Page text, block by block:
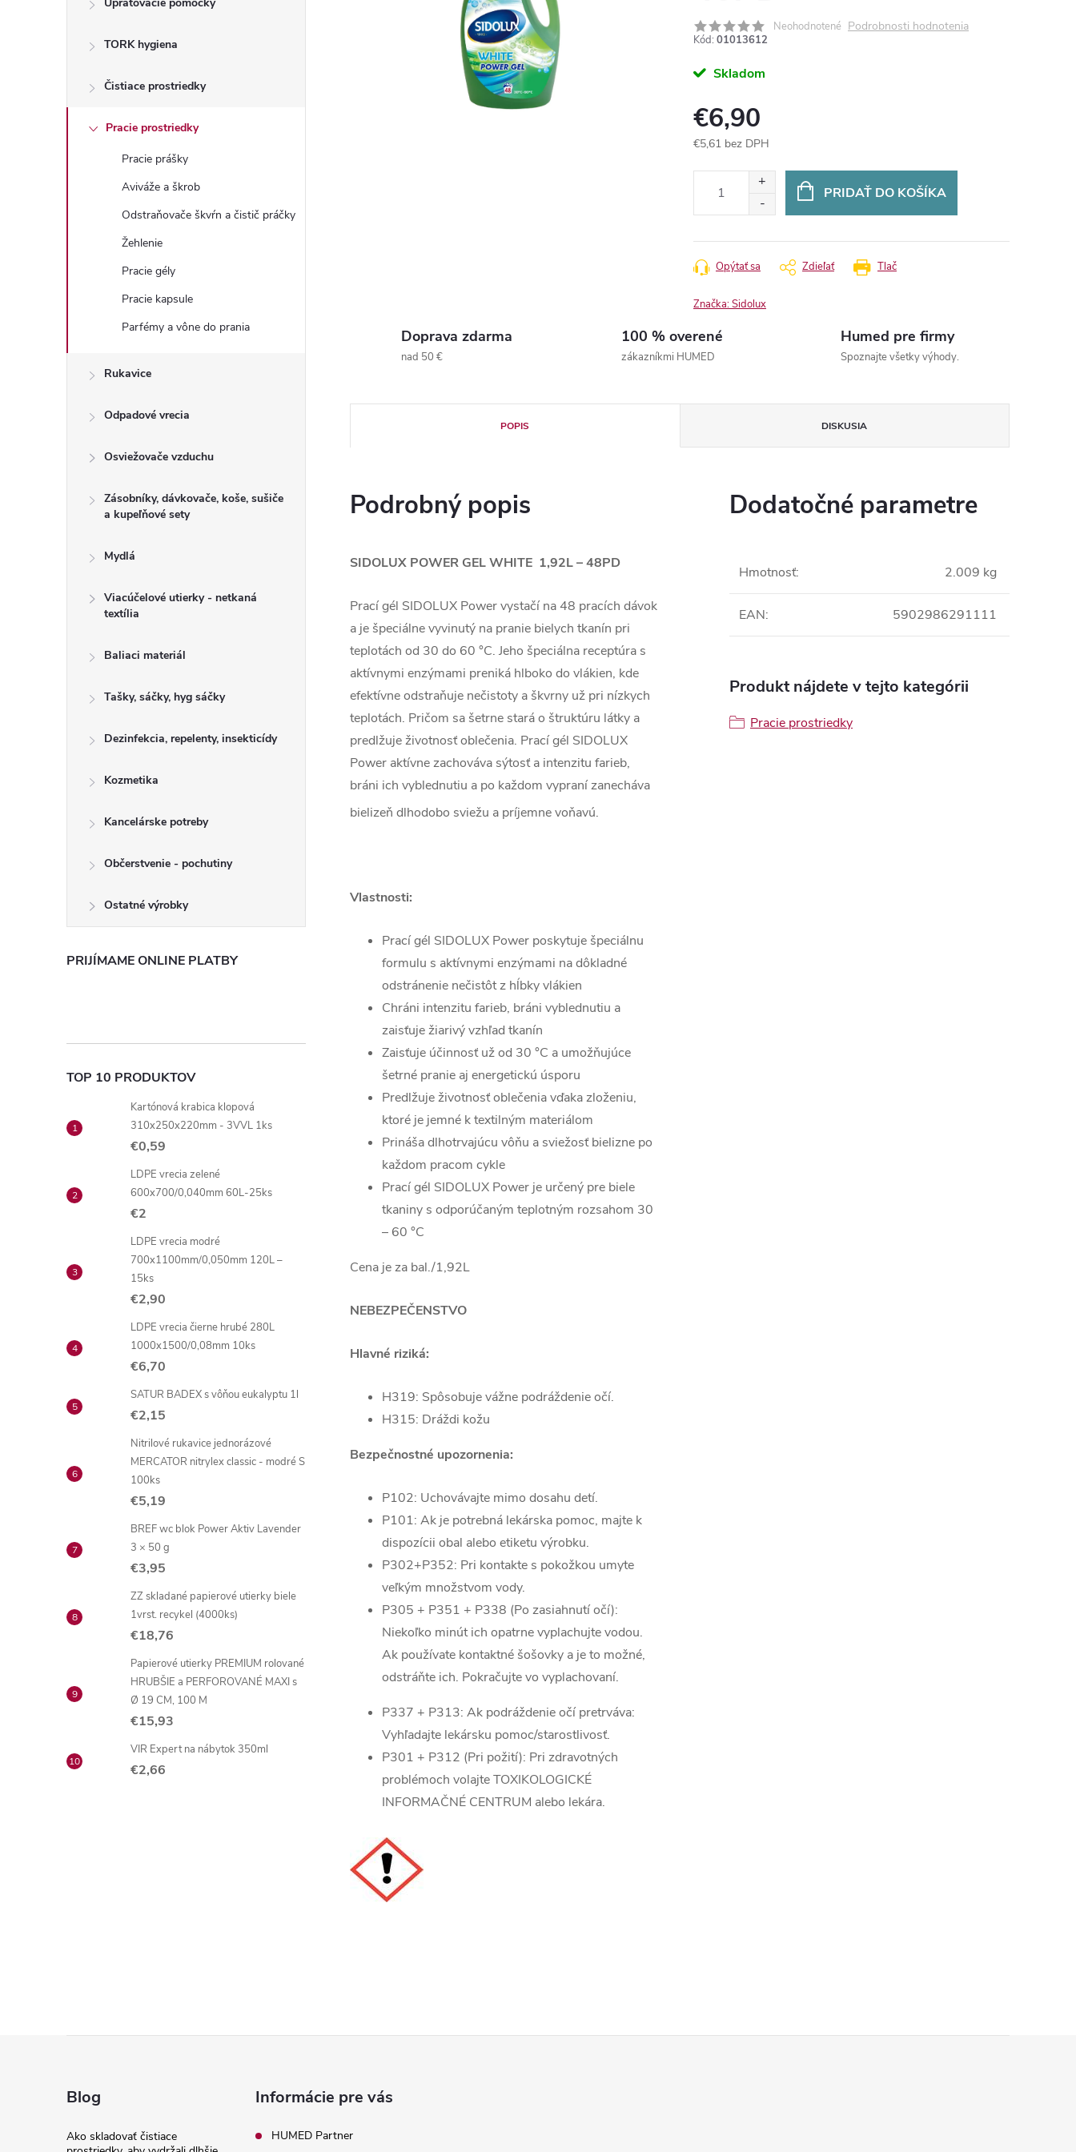
p
TORK hygiena
Čistiace prostriedky
Pracie prostriedky
Pracie prášky
Aviváže a škrob
Odstraňovače škvŕn a čistič práčky
Žehlenie
Pracie gély
Pracie kapsule
Parfémy a vône do prania
Rukavice
Odpadové vrecia
Osviežovače vzduchu
Zásobníky, dávkovače, koše, sušiče
a kupeľňové sety
Mydlá
Viacúčelové utierky - netkaná
textília
Baliaci materiál
Tašky, sáčky, hyg sáčky
Dezinfekcia, repelenty, insekticídy
Kozmetika
Kancelárske potreby
Občerstvenie - pochutiny
Ostatné výrobky
PRIJÍMAME ONLINE PLATBY
TOP 10 PRODUKTOV
Kartónová krabica klopová
310x250x220mm - 3VVL 1ks
€0,59
LDPE vrecia zelené
600x700/0,040mm 60L-25ks
€2
LDPE vrecia modré
700x1100mm/0,050mm 120L –
15ks
€2,90
LDPE vrecia čierne hrubé 280L
1000x1500/0,08mm 10ks
€6,70
SATUR BADEX s vôňou eukalyptu 1l
€2,15
Nitrilové rukavice jednorázové
MERCATOR nitrylex classic - modré S
100ks
€5,19
BREF wc blok Power Aktiv Lavender
3 × 50 g
€3,95
ZZ skladané papierové utierky biele
1vrst. recykel (4000ks)
€18,76
Papierové utierky PREMIUM rolované
HRUBŠIE a PERFOROVANÉ MAXI s
Ø 19 CM, 100 M
€15,93
VIR Expert na nábytok 350ml
€2,66
Neohodnotené Podrobnosti hodnotenia
Kód: 01013612
Skladom
€6,90
€5,61 bez DPH
PRIDAŤ DO KOŠÍKA
Tlač
Opýtať sa Zdieľať
Značka:Sidolux
Doprava zdarma
nad 50 €
100 % overené
zákazníkmi HUMED
Humed pre firmy
Spoznajte všetky výhody.
POPIS DISKUSIA
Podrobný popis
SIDOLUX POWER GEL WHITE 1,92L – 48PD
Prací gél SIDOLUX Power vystačí na 48 pracích dávok
a je špeciálne vyvinutý na pranie bielych tkanín pri
teplotách od 30 do 60 °C. Jeho špeciálna receptúra s
aktívnymi enzýmami preniká hlboko do vlákien, kde
efektívne odstraňuje nečistoty a škvrny už pri nízkych
teplotách. Pričom sa šetrne stará o štruktúru látky a
predlžuje životnosť oblečenia. Prací gél SIDOLUX
Power aktívne zachováva sýtosť a intenzitu farieb,
bráni ich vyblednutiu a po každom vypraní zanecháva
bielizeň dlhodobo sviežu a príjemne voňavú. ​
Vlastnosti:
Prací gél SIDOLUX Power poskytuje špeciálnu
formulu s aktívnymi enzýmami na dôkladné
odstránenie nečistôt z hĺbky vlákien
Chráni intenzitu farieb, bráni vyblednutiu a
zaisťuje žiarivý vzhľad tkanín
Zaisťuje účinnosť už od 30 °C a umožňujúce
šetrné pranie aj energetickú úsporu
Predlžuje životnosť oblečenia vďaka zloženiu,
ktoré je jemné k textilným materiálom
Prináša dlhotrvajúcu vôňu a sviežosť bielizne po
každom pracom cykle
Prací gél SIDOLUX Power je určený pre biele
tkaniny s odporúčaným teplotným rozsahom 30
– 60 °C
Cena je za bal./1,92L
NEBEZPEČENSTVO
Hlavné riziká:
H319: Spôsobuje vážne podráždenie očí.
H315: Dráždi kožu
Bezpečnostné upozornenia:
P102: Uchovávajte mimo dosahu detí.
P101: Ak je potrebná lekárska pomoc, majte k
dispozícii obal alebo etiketu výrobku.
P302+P352: Pri kontakte s pokožkou umyte
veľkým množstvom vody.
P305 + P351 + P338 (Po zasiahnutí očí):
Niekoľko minút ich opatrne vyplachujte vodou.
Ak používate kontaktné šošovky a je to možné,
odstráňte ich. Pokračujte vo vyplachovaní.
P337 + P313: Ak podráždenie očí pretrváva:
Vyhľadajte lekársku pomoc/starostlivosť.
P301 + P312 (Pri požití): Pri zdravotných
problémoch volajte TOXIKOLOGICKÉ
INFORMAČNÉ CENTRUM alebo lekára.
Dodatočné parametre
Hmotnosť: 2.009 kg
EAN: 5902986291111
Produkt nájdete v tejto kategórii
Pracie prostriedky
Blog
Ako skladovať čistiace
Informácie pre vás
HUMED Partner